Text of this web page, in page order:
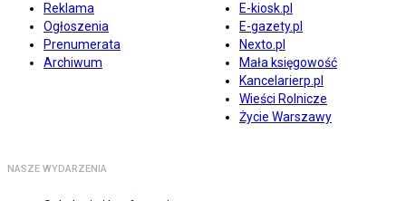
Reklama
Ogłoszenia
Prenumerata
Archiwum
E-kiosk.pl
E-gazety.pl
Nexto.pl
Mała księgowość
Kancelarierp.pl
Wieści Rolnicze
Życie Warszawy
NASZE WYDARZENIA